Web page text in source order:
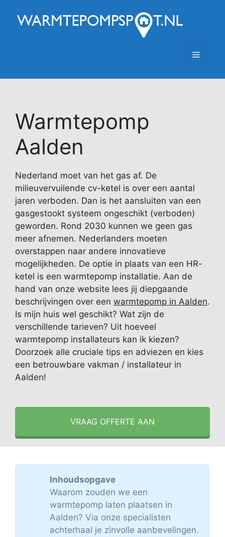
naar
Menu
Warmtepomp
Aalden
Nederland moet van het gas af. De
milieuvervuilende cv-ketel is over een aantal
jaren verboden. Dan is het aansluiten van een
gasgestookt systeem ongeschikt (verboden)
geworden. Rond 2030 kunnen we geen gas
meer afnemen. Nederlanders moeten
overstappen naar andere innovatieve
mogelijkheden. De optie in plaats van een HR-
ketel is een warmtepomp installatie. Aan de
hand van onze website lees jij diepgaande
beschrijvingen over een warmtepomp in Aalden.
Is mijn huis wel geschikt? Wat zijn de
verschillende tarieven? Uit hoeveel
warmtepomp installateurs kan ik kiezen?
Doorzoek alle cruciale tips en adviezen en kies
een betrouwbare vakman / installateur in
Aalden!
VRAAG OFFERTE AAN
Inhoudsopgave
Waarom zouden we een
warmtepomp laten plaatsen in
Aalden? Via onze specialisten
achterhaal je zinvolle aanbevelingen.